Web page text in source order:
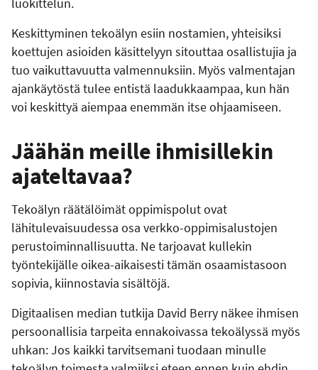
Keskittyminen tekoälyn esiin nostamien, yhteisiksi
koettujen asioiden käsittelyyn sitouttaa osallistujia ja
tuo vaikuttavuutta valmennuksiin. Myös valmentajan
ajankäytöstä tulee entistä laadukkaampaa, kun hän
voi keskittyä aiempaa enemmän itse ohjaamiseen.
Jäähän meille ihmisillekin
ajateltavaa?
Tekoälyn räätälöimät oppimispolut ovat
lähitulevaisuudessa osa verkko-oppimisalustojen
perustoiminnallisuutta. Ne tarjoavat kullekin
työntekijälle oikea-aikaisesti tämän osaamistasoon
sopivia, kiinnostavia sisältöjä.
Digitaalisen median tutkija David Berry näkee ihmisen
persoonallisia tarpeita ennakoivassa tekoälyssä myös
uhkan: Jos kaikki tarvitsemani tuodaan minulle